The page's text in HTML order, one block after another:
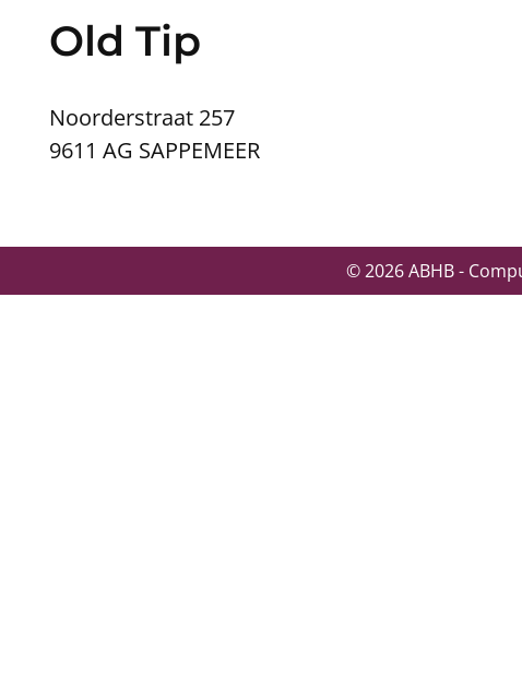
Old Tip
Noorderstraat 257
9611 AG SAPPEMEER
© 2026 ABHB -